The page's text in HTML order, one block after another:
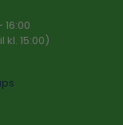
kl. 15:00)​